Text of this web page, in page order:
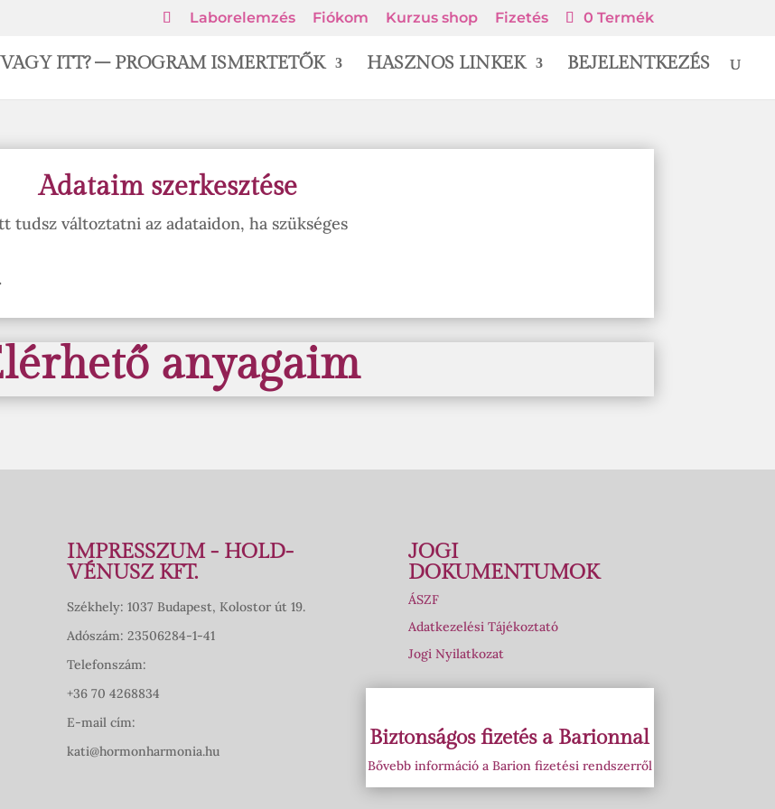
Laborelemzés Fiókom Kurzus shop Fizetés 0 Termék
ITT? – PROGRAM ISMERTETŐK HASZNOS LINKEK BEJELENTKEZÉS
Adataim szerkesztése
tudsz változtatni az adataidon, ha szükséges
anyagaim
IMPRESSZUM - HOLD-
VÉNUSZ KFT.
Székhely: 1037 Budapest, Kolostor út 19.
Adószám: 23506284-1-41
Telefonszám:
+36 70 4268834
E-mail cím:
kati@hormonharmonia.hu
JOGI
DOKUMENTUMOK
ÁSZF
Adatkezelési Tájékoztató
Jogi Nyilatkozat
Biztonságos fizetés a Barionnal
Bővebb információ a Barion fizetési rendszerről